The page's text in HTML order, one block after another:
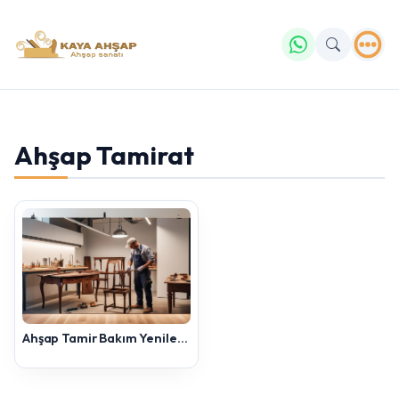
Ahşap Tamirat
Ahşap Tamir Bakım Yenileme
Yazmaya başlayın...